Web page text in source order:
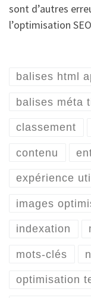
sont d’autres
l’optimisation
balises html
balises méta
classement
contenu
expérience
images
indexation
mots-clés
optimisation